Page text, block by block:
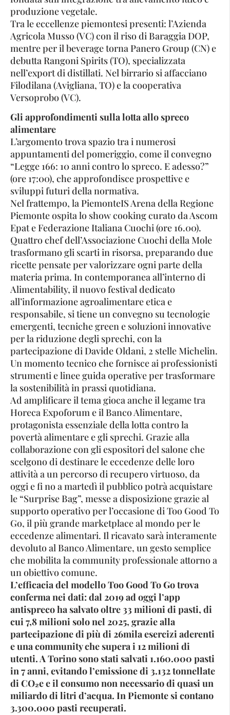
produzione vegetale.
Tra le eccellenze piemontesi presenti: l’Azienda
Agricola Musso (VC) con il riso di Baraggia DOP,
mentre per il beverage torna Panero Group (CN) e
debutta Rangoni Spirits (TO), specializzata
nell’export di distillati. Nel birrario si affacciano
Filodilana (Avigliana, TO) e la cooperativa
Versoprobo (VC).
Gli approfondimenti sulla lotta allo spreco
alimentare
L’argomento trova spazio tra i numerosi
appuntamenti del pomeriggio, come il convegno
“Legge 166: 10 anni contro lo spreco. E adesso?”
(ore 17:00), che approfondisce prospettive e
sviluppi futuri della normativa.
Nel frattempo, la PiemonteIS Arena della Regione
Piemonte ospita lo show cooking curato da Ascom
Epat e Federazione Italiana Cuochi (ore 16.00).
Quattro chef dell’Associazione Cuochi della Mole
trasformano gli scarti in risorsa, preparando due
ricette pensate per valorizzare ogni parte della
materia prima. In contemporanea all’interno di
Alimentability, il nuovo festival dedicato
all’informazione agroalimentare etica e
responsabile, si tiene un convegno su tecnologie
emergenti, tecniche green e soluzioni innovative
per la riduzione degli sprechi, con la
partecipazione di Davide Oldani, 2 stelle Michelin.
Un momento tecnico che fornisce ai professionisti
strumenti e linee guida operative per trasformare
la sostenibilità in prassi quotidiana.
Ad amplificare il tema gioca anche il legame tra
Horeca Expoforum e il Banco Alimentare,
protagonista essenziale della lotta contro la
povertà alimentare e gli sprechi. Grazie alla
collaborazione con gli espositori del salone che
scelgono di destinare le eccedenze delle loro
attività a un percorso di recupero virtuoso, da
oggi e fi no a martedì il pubblico potrà acquistare
le “Surprise Bag”, messe a disposizione grazie al
supporto operativo per l’occasione di Too Good To
Go, il più grande marketplace al mondo per le
eccedenze alimentari. Il ricavato sarà interamente
devoluto al Banco Alimentare, un gesto semplice
che mobilita la community professionale attorno a
un obiettivo comune.
L’efficacia del modello Too Good To Go trova
conferma nei dati: dal 2019 ad oggi l’app
antispreco ha salvato oltre 33 milioni di pasti, di
cui 7,8 milioni solo nel 2025, grazie alla
partecipazione di più di 26mila esercizi aderenti
e una community che supera i 12 milioni di
utenti. A Torino sono stati salvati 1.160.000 pasti
in 7 anni, evitando l’emissione di 3.132 tonnellate
di CO₂e e il consumo non necessario di quasi un
miliardo di litri d’acqua. In Piemonte si contano
3.300.000 pasti recuperati.